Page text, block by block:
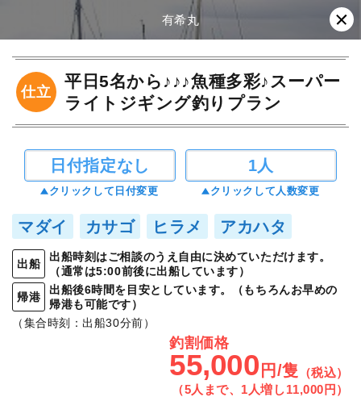
有希丸
仕立
平日5名から♪♪♪魚種多彩♪スーパー
ライトジギング釣りプラン
日付指定なし
クリックして日付変更
1人
クリックして人数変更
マダイ カサゴ ヒラメ アカハタ
出船
出船時刻はご相談のうえ自由に決めていただけます。
（通常は5:00前後に出船しています）
帰港
出船後6時間を目安としています。（もちろんお早めの
帰港も可能です）
（集合時刻：出船30分前）
釣割価格
55,000 円/隻
（税込）
（5人まで、1人増し11,000円）